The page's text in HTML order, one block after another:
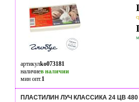
артикулko073181
наличиев наличии
мин опт.1
ПЛАСТИЛИН ЛУЧ КЛАССИКА 24 ЦВ 480